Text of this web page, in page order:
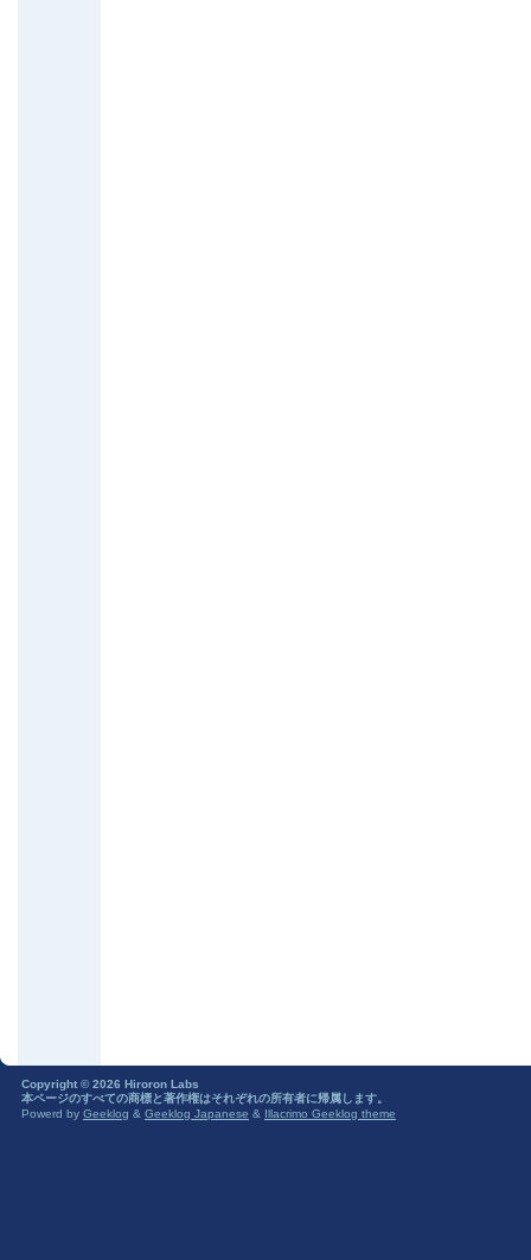
Copyright © 2026 Hiroron Labs
本ページのすべての商標と著作権はそれぞれの所有者に帰属します。
Powerd by Geeklog & Geeklog Japanese & Illacrimo Geeklog theme